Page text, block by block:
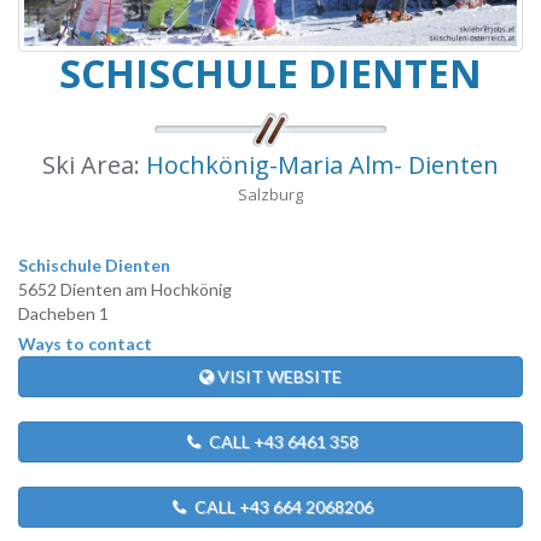
SCHISCHULE DIENTEN
Ski Area: Hochkönig-Maria Alm- Dienten
Salzburg
Schischule Dienten
5652 Dienten am Hochkönig
Dacheben 1
Ways to contact
VISIT WEBSITE
CALL +43 6461 358
CALL +43 664 2068206